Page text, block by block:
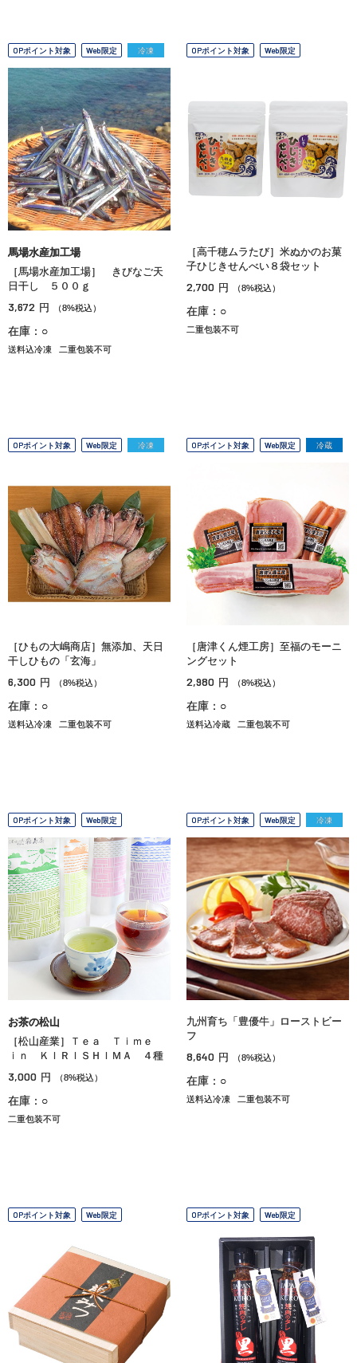
OPポイント対象 Web限定 冷凍
馬場水産加工場
［馬場水産加工場］ きびなご天
日干し ５００ｇ
3,672 円 （8%税込）
在庫：○
送料込冷凍 二重包装不可
OPポイント対象 Web限定
［高千穂ムラたび］米ぬかのお菓
子ひじきせんべい８袋セット
2,700 円 （8%税込）
在庫：○
二重包装不可
OPポイント対象 Web限定 冷凍
［ひもの大嶋商店］無添加、天日
干しひもの「玄海」
6,300 円 （8%税込）
在庫：○
送料込冷凍 二重包装不可
OPポイント対象 Web限定 冷蔵
［唐津くん煙工房］至福のモーニ
ングセット
2,980 円 （8%税込）
在庫：○
送料込冷蔵 二重包装不可
OPポイント対象 Web限定
お茶の松山
［松山産業］Ｔｅａ Ｔｉｍｅ
ｉｎ ＫＩＲＩＳＨＩＭＡ ４種
3,000 円 （8%税込）
在庫：○
二重包装不可
OPポイント対象 Web限定 冷凍
九州育ち「豊優牛」ローストビー
フ
8,640 円 （8%税込）
在庫：○
送料込冷凍 二重包装不可
OPポイント対象 Web限定 OPポイント対象 Web限定